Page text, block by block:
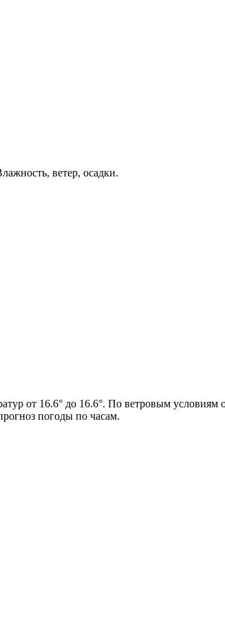
ветер, осадки.
от 16.6° до 16.6°. По ветровым
погоды по часам.